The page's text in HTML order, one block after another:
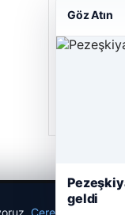
Çerez Politikamız
Göz Atın
geldi